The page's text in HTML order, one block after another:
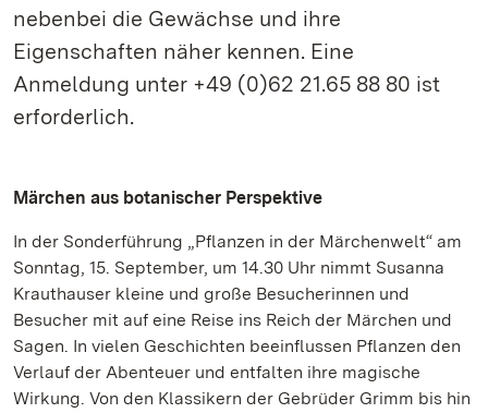
nebenbei die Gewächse und ihre
Eigenschaften näher kennen. Eine
Anmeldung unter +49 (0)62 21.65 88 80 ist
erforderlich.
Märchen aus botanischer Perspektive
In der Sonderführung „Pflanzen in der Märchenwelt“ am
Sonntag, 15. September, um 14.30 Uhr nimmt Susanna
Krauthauser kleine und große Besucherinnen und
Besucher mit auf eine Reise ins Reich der Märchen und
Sagen. In vielen Geschichten beeinflussen Pflanzen den
Verlauf der Abenteuer und entfalten ihre magische
Wirkung. Von den Klassikern der Gebrüder Grimm bis hin